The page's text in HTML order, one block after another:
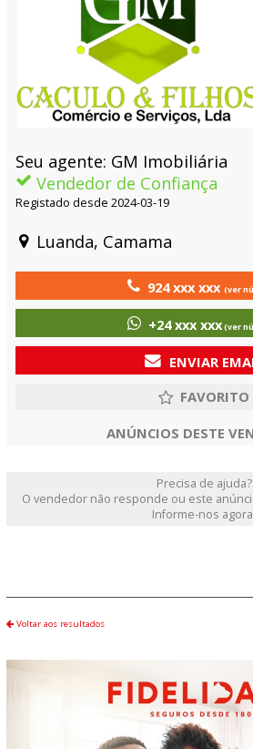
Seu agente: GM Imobiliária
Vendedor de Confiança
Registado desde 2024-03-19
Luanda, Camama
924 xxx xxx(ver
+24 xxx xxx(ver
ENVIAR
ANÚNCIOS DESTE
Precisa de ajuda?
O vendedor não responde ou este
Informe-nos
Voltar aos resultados